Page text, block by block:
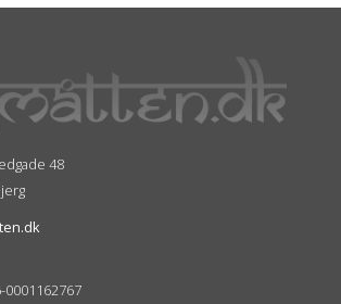
48
0001162767